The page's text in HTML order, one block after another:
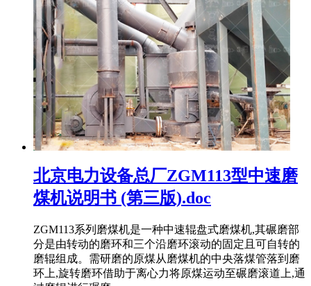
北京电力设备总厂ZGM113型中速磨
煤机说明书 (第三版).doc
ZGM113系列磨煤机是一种中速辊盘式磨煤机,其碾磨部
分是由转动的磨环和三个沿磨环滚动的固定且可自转的
磨辊组成。需研磨的原煤从磨煤机的中央落煤管落到磨
环上,旋转磨环借助于离心力将原煤运动至碾磨滚道上,通